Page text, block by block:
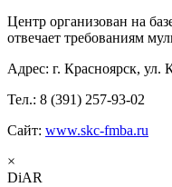
Центр организован на
отвечает требованиям
Адрес: г. Красноярск, ул.
Тел.: 8 (391) 257-93-02
Сайт: www.skc-fmba.ru
×
DiAR